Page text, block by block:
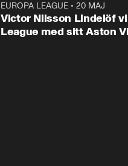
EUROPA LEAGUE • 20 MAJ
Victor Nilsson Lindelöf
League med sitt Aston